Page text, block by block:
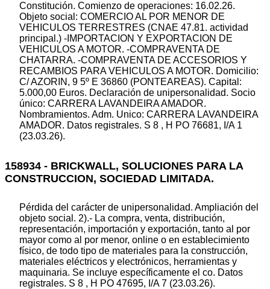
Constitución. Comienzo de operaciones: 16.02.26.
Objeto social: COMERCIO AL POR MENOR DE
VEHICULOS TERRESTRES (CNAE 47.81. actividad
principal.) -IMPORTACION Y EXPORTACION DE
VEHICULOS A MOTOR. -COMPRAVENTA DE
CHATARRA. -COMPRAVENTA DE ACCESORIOS Y
RECAMBIOS PARA VEHICULOS A MOTOR. Domicilio:
C/ AZORIN, 9 5º E 36860 (PONTEAREAS). Capital:
5.000,00 Euros. Declaración de unipersonalidad. Socio
único: CARRERA LAVANDEIRA AMADOR.
Nombramientos. Adm. Unico: CARRERA LAVANDEIRA
AMADOR. Datos registrales. S 8 , H PO 76681, I/A 1
(23.03.26).
158934 - BRICKWALL, SOLUCIONES PARA LA
CONSTRUCCION, SOCIEDAD LIMITADA.
Pérdida del carácter de unipersonalidad. Ampliación del
objeto social. 2).- La compra, venta, distribución,
representación, importación y exportación, tanto al por
mayor como al por menor, online o en establecimiento
físico, de todo tipo de materiales para la construcción,
materiales eléctricos y electrónicos, herramientas y
maquinaria. Se incluye específicamente el co. Datos
registrales. S 8 , H PO 47695, I/A 7 (23.03.26).